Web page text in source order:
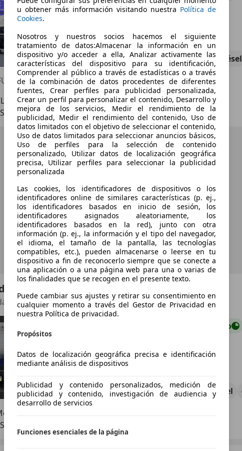
03/2018 139.374 km Diésel
Hasta -45% dto sobre financiación!
MADRID
28021 MADRID
Benz A 180
8G-DCT
precio
12/2024 8.088 km Diésel
Centro Mercedes-Benz Leganés
28914 LEGANÉS
u obtener más información visitando nuestra Política de
Cookies.
Nosotros y nuestros socios hacemos el siguiente
tratamiento de datos:Almacenar la información en un
dispositivo y/o acceder a ella, Analizar activamente las
características del dispositivo para su identificación,
Comprender al público a través de estadísticas o a través
de la combinación de datos procedentes de diferentes
fuentes, Crear perfiles para publicidad personalizada,
Crear un perfil para personalizar el contenido, Desarrollo y
mejora de los servicios, Medir el rendimiento de la
publicidad, Medir el rendimiento del contenido, Uso de
datos limitados con el objetivo de seleccionar el contenido,
Uso de datos limitados para seleccionar anuncios básicos,
Uso de perfiles para la selección de contenido
personalizado, Utilizar datos de localización geográfica
precisa, Utilizar perfiles para seleccionar la publicidad
personalizada
Las cookies, los identificadores de dispositivos o los
identificadores online de similares características (p. ej.,
los identificadores basados en inicio de sesión, los
identificadores asignados aleatoriamente, los
identificadores basados en la red), junto con otra
información (p. ej., la información y el tipo del navegador,
el idioma, el tamaño de la pantalla, las tecnologías
compatibles, etc.), pueden almacenarse o leerse en tu
dispositivo a fin de reconocerlo siempre que se conecte a
una aplicación o a una página web para una o varias de
los finalidades que se recogen en el presente texto.
Puede cambiar sus ajustes y retirar su consentimiento en
cualquier momento a través del Gestor de Privacidad en
nuestra Política de privacidad.
Propósitos
Datos de localización geográfica precisa e identificación
mediante análisis de dispositivos
Publicidad y contenido personalizados, medición de
publicidad y contenido, investigación de audiencia y
desarrollo de servicios
Funciones esenciales de la página